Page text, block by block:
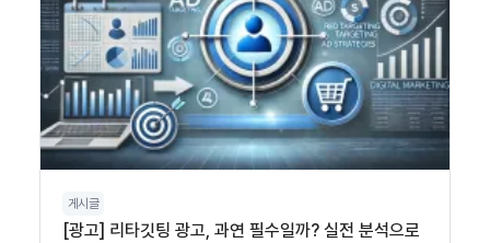
게시글
[광고] 리타깃팅 광고, 과연 필수일까? 실전 분석으로